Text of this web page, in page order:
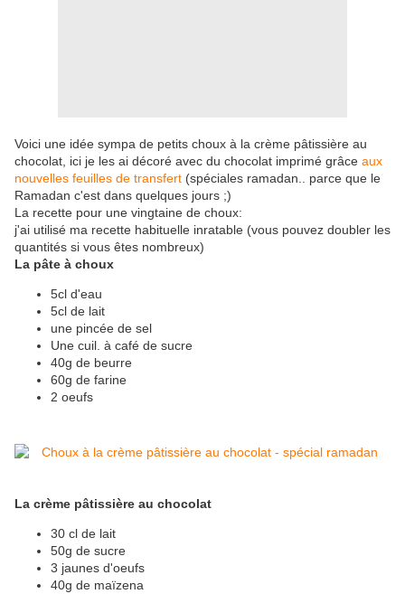
Voici une idée sympa de petits choux à la crème pâtissière au
chocolat, ici je les ai décoré avec du chocolat imprimé grâce aux
nouvelles feuilles de transfert (spéciales ramadan.. parce que le
Ramadan c'est dans quelques jours ;)
La recette pour une vingtaine de choux:
j'ai utilisé ma recette habituelle inratable (vous pouvez doubler les
quantités si vous êtes nombreux)
La pâte à choux
5cl d'eau
5cl de lait
une pincée de sel
Une cuil. à café de sucre
40g de beurre
60g de farine
2 oeufs
La crème pâtissière au chocolat
30 cl de lait
50g de sucre
3 jaunes d'oeufs
40g de maïzena